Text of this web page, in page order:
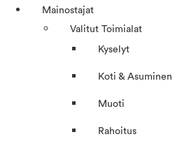
Mainostajat
Valitut Toimialat
Kyselyt
Koti & Asuminen
Muoti
Rahoitus